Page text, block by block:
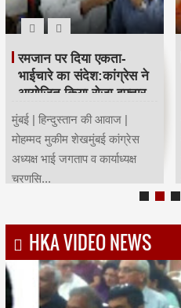
रमजान पर दिया एकता-
भाईचारे का संदेश:कांग्रेस ने
आयोजित किया रोजा इफ्तार
मुंबई | हिन्दुस्तान की आवाज |
मोहम्मद मुकीम शेखमुंबई कांग्रेस
अध्यक्ष भाई जगताप व कार्याध्यक्ष
चरणसि...
HKA VIDEO NEWS